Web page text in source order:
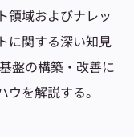
領域およびナレッ
に関する深い知見
盤の構築・改善に
ウを解説する。